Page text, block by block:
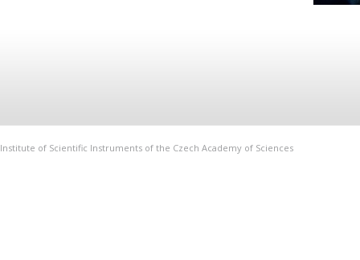
Institute of Scientific Instruments of the Czech Academy of Sciences